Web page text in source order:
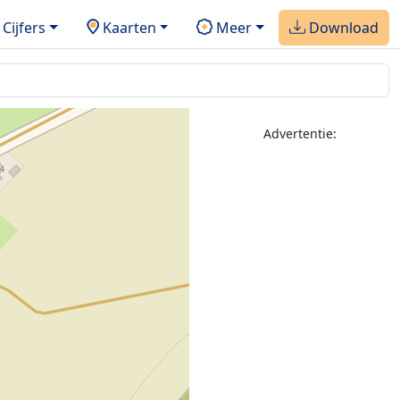
Cijfers Kaarten Meer Download
Advertentie: